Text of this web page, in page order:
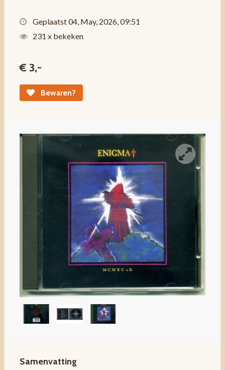
Geplaatst 04, May, 2026, 09:51
231 x bekeken
€ 3,-
Bewaren?
Samenvatting